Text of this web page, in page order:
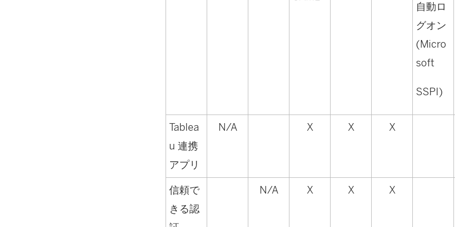
自動ロ
グオン
(Micro
soft
SSPI)
Tablea
u 連携
アプリ
N/A X X X
信頼で
きる認
N/A X X X